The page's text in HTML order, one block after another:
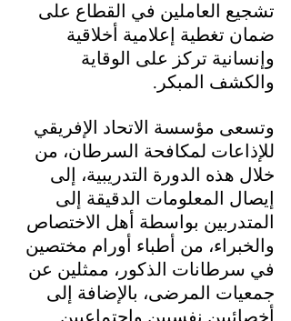
تشجيع العاملين في القطاع على
ضمان تغطية إعلامية أخلاقية
وإنسانية تركز على الوقاية
والكشف المبكر.
وتسعى مؤسسة الاتحاد الإفريقي
للإذاعات لمكافحة السرطان، من
خلال هذه الدورة التدريبية، إلى
إيصال المعلومات الدقيقة إلى
المتدربين بواسطة أهل الاختصاص
والخبراء، من أطباء أورام مختصين
في سرطانات الذكور، ممثلين عن
جمعيات المرضى، بالإضافة إلى
أخصائيين نفسيين واجتماعيين